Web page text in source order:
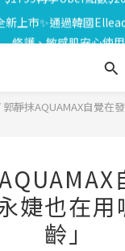
$1799再享Uber點數
新上市✨通過韓國
修護、敏感肌安心使用
員享$100元購物金；
可折抵1元；生日再送生
單送泌雪平衡面膜,滿
郭靜抹AQUAMAX自覺
也在用
齡」